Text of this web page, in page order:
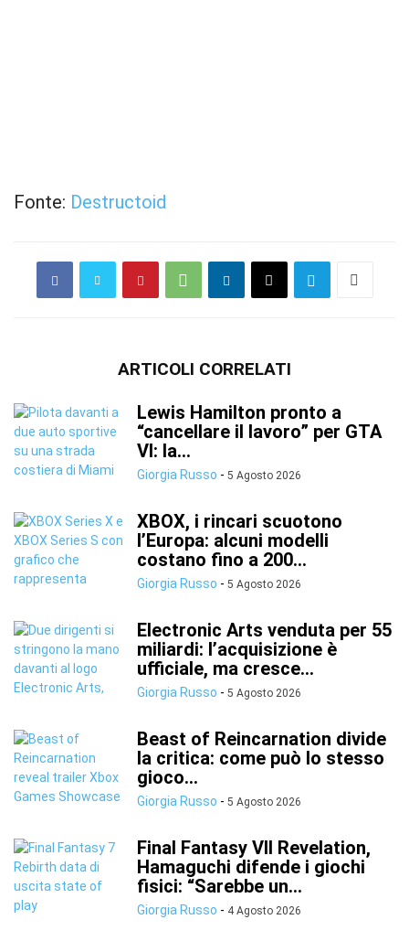
Fonte: Destructoid
ARTICOLI CORRELATI
Lewis Hamilton pronto a
“cancellare il lavoro” per GTA
VI: la...
Giorgia Russo - 5 Agosto 2026
XBOX, i rincari scuotono
l’Europa: alcuni modelli
costano fino a 200...
Giorgia Russo - 5 Agosto 2026
Electronic Arts venduta per 55
miliardi: l’acquisizione è
ufficiale, ma cresce...
Giorgia Russo - 5 Agosto 2026
Beast of Reincarnation divide
la critica: come può lo stesso
gioco...
Giorgia Russo - 5 Agosto 2026
Final Fantasy VII Revelation,
Hamaguchi difende i giochi
fisici: “Sarebbe un...
Giorgia Russo - 4 Agosto 2026